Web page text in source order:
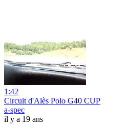
1:42
Circuit d'Alès Polo G40 CUP
a-spec
il y a 19 ans